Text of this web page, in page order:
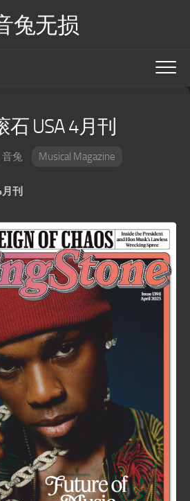
兔无损
石 USA 4月刊
音兔 Musical Magazine
刊